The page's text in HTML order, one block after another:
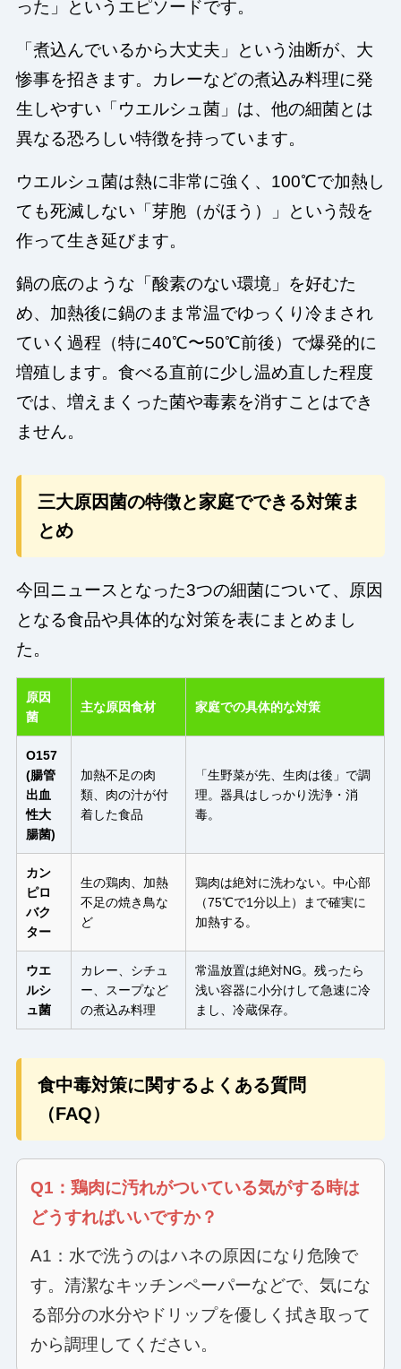
った」というエピソードです。
「煮込んでいるから大丈夫」という油断が、大
惨事を招きます。カレーなどの煮込み料理に発
生しやすい「ウエルシュ菌」は、他の細菌とは
異なる恐ろしい特徴を持っています。
ウエルシュ菌は熱に非常に強く、100℃で加熱し
ても死滅しない「芽胞（がほう）」という殻を
作って生き延びます。
鍋の底のような「酸素のない環境」を好むた
め、加熱後に鍋のまま常温でゆっくり冷まされ
ていく過程（特に40℃〜50℃前後）で爆発的に
増殖します。食べる直前に少し温め直した程度
では、増えまくった菌や毒素を消すことはでき
ません。
三大原因菌の特徴と家庭でできる対策ま
とめ
今回ニュースとなった3つの細菌について、原因
となる食品や具体的な対策を表にまとめまし
た。
原因
菌
主な原因食材 家庭での具体的な対策
O157
(腸管
出血
性大
腸菌)
加熱不足の肉
類、肉の汁が付
着した食品
「生野菜が先、生肉は後」で調
理。器具はしっかり洗浄・消
毒。
カン
ピロ
バク
ター
生の鶏肉、加熱
不足の焼き鳥な
ど
鶏肉は絶対に洗わない。中心部
（75℃で1分以上）まで確実に
加熱する。
ウエ
ルシ
ュ菌
カレー、シチュ
ー、スープなど
の煮込み料理
常温放置は絶対NG。残ったら
浅い容器に小分けして急速に冷
まし、冷蔵保存。
食中毒対策に関するよくある質問
（FAQ）
Q1：鶏肉に汚れがついている気がする時は
どうすればいいですか？
A1：水で洗うのはハネの原因になり危険で
す。清潔なキッチンペーパーなどで、気にな
る部分の水分やドリップを優しく拭き取って
から調理してください。